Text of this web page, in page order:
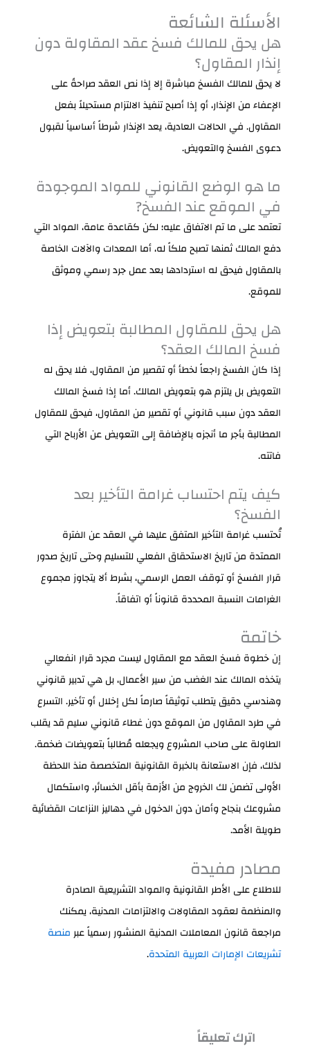
الأسئلة الشائعة
هل يحق للمالك فسخ عقد المقاولة دون
إنذار المقاول؟
لا يحق للمالك الفسخ مباشرة إلا إذا نص العقد صراحةً على
الإعفاء من الإنذار، أو إذا أصبح تنفيذ الالتزام مستحيلاً بفعل
المقاول. في الحالات العادية، يعد الإنذار شرطاً أساسياً لقبول
دعوى الفسخ والتعويض.
ما هو الوضع القانوني للمواد الموجودة
في الموقع عند الفسخ?
تعتمد على ما تم الاتفاق عليه؛ لكن كقاعدة عامة، المواد التي
دفع المالك ثمنها تصبح ملكاً له، أما المعدات والآلات الخاصة
بالمقاول فيحق له استردادها بعد عمل جرد رسمي وموثق
للموقع.
هل يحق للمقاول المطالبة بتعويض إذا
فسخ المالك العقد؟
إذا كان الفسخ راجعاً لخطأ أو تقصير من المقاول، فلا يحق له
التعويض بل يلتزم هو بتعويض المالك. أما إذا فسخ المالك
العقد دون سبب قانوني أو تقصير من المقاول، فيحق للمقاول
المطالبة بأجر ما أنجزه بالإضافة إلى التعويض عن الأرباح التي
فاتته.
كيف يتم احتساب غرامة التأخير بعد
الفسخ؟
تُحتسب غرامة التأخير المتفق عليها في العقد عن الفترة
الممتدة من تاريخ الاستحقاق الفعلي للتسليم وحتى تاريخ صدور
قرار الفسخ أو توقف العمل الرسمي، بشرط ألا يتجاوز مجموع
الغرامات النسبة المحددة قانوناً أو اتفاقاً.
خاتمة
إن خطوة فسخ العقد مع المقاول ليست مجرد قرار انفعالي
يتخذه المالك عند الغضب من سير الأعمال، بل هي تدبير قانوني
وهندسي دقيق يتطلب توثيقاً صارماً لكل إخلال أو تأخير. التسرع
في طرد المقاول من الموقع دون غطاء قانوني سليم قد يقلب
الطاولة على صاحب المشروع ويجعله مُطالباً بتعويضات ضخمة.
لذلك، فإن الاستعانة بالخبرة القانونية المتخصصة منذ اللحظة
الأولى تضمن لك الخروج من الأزمة بأقل الخسائر، واستكمال
مشروعك بنجاح وأمان دون الدخول في دهاليز النزاعات القضائية
طويلة الأمد.
مصادر مفيدة
للاطلاع على الأطر القانونية والمواد التشريعية الصادرة
والمنظمة لعقود المقاولات والالتزامات المدنية، يمكنك
مراجعة قانون المعاملات المدنية المنشور رسمياً عبرمنصة
تشريعات الإمارات العربية المتحدة.
اترك تعليقاً